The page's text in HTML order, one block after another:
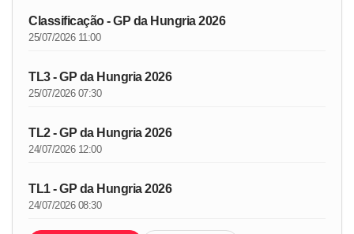
Classificação - GP da Hungria 2026
25/07/2026 11:00
TL3 - GP da Hungria 2026
25/07/2026 07:30
TL2 - GP da Hungria 2026
24/07/2026 12:00
TL1 - GP da Hungria 2026
24/07/2026 08:30